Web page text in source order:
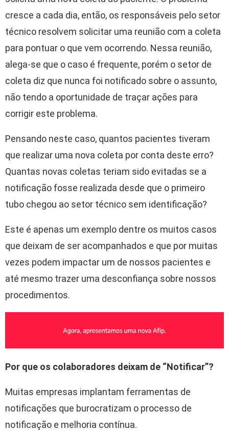
cresce a cada dia, então, os responsáveis pelo setor
técnico resolvem solicitar uma reunião com a coleta
para pontuar o que vem ocorrendo. Nessa reunião,
alega-se que o caso é frequente, porém o setor de
coleta diz que nunca foi notificado sobre o assunto,
não tendo a oportunidade de traçar ações para
corrigir este problema.
Pensando neste caso, quantos pacientes tiveram
que realizar uma nova coleta por conta deste erro?
Quantas novas coletas teriam sido evitadas se a
notificação fosse realizada desde que o primeiro
tubo chegou ao setor técnico sem identificação?
Este é apenas um exemplo dentre os muitos casos
que deixam de ser acompanhados e que por muitas
vezes podem impactar um de nossos pacientes e
até mesmo trazer uma desconfiança sobre nossos
procedimentos.
Por que os colaboradores deixam de “Notificar”?
Muitas empresas implantam ferramentas de
notificações que burocratizam o processo de
notificação e melhoria contínua.